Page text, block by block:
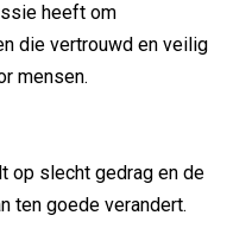
heeft om
die vertrouwd en veilig
mensen.
op slecht gedrag en de
ten goede verandert.